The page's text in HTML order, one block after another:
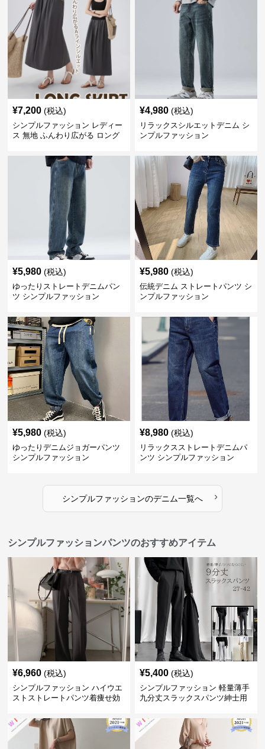
¥7,200 (税込)
シンプルファッション レディー
ス 無地 ふんわり広がる ロング
¥4,980 (税込)
リラックスシルエットデニム シ
ンプルファッション
¥5,980 (税込)
ゆったりストレートデニムパン
ツ シンプルファッション
¥5,980 (税込)
伝統デニム ストレートパンツ シ
ンプルファッション
¥5,980 (税込)
ゆったりデニムジョガーパンツ
シンプルファッション
¥8,980 (税込)
リラックスストレートデニムパ
ンツ シンプルファッション
シンプルファッションのデニム一覧へ ›
シンプルファッションパンツのおすすめアイテム
¥6,960 (税込)
シンプルファッション ハイウエ
ストストレートパンツ着痩せ効
¥5,400 (税込)
シンプルファッション 軽量薄手
九分丈スラックスパンツ紳士用